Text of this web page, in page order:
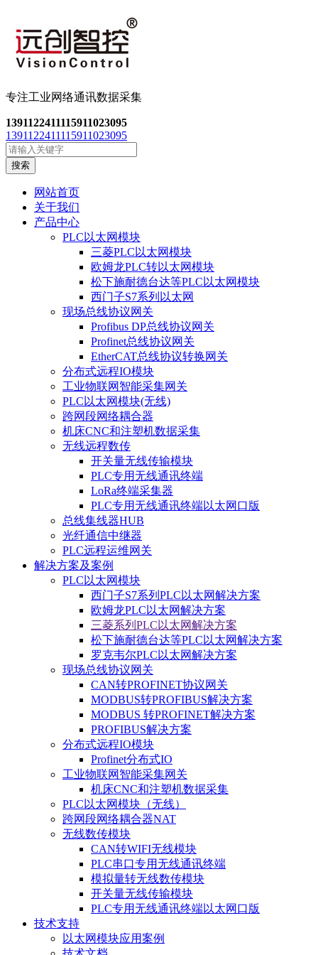
专注工业网络通讯数据采集
1391122411115911023095
1391122411115911023095
搜索
网站首页
关于我们
产品中心
PLC以太网模块
三菱PLC以太网模块
欧姆龙PLC转以太网模块
松下施耐德台达等PLC以太网模块
西门子S7系列以太网
现场总线协议网关
Profibus DP总线协议网关
Profinet总线协议网关
EtherCAT总线协议转换网关
分布式远程IO模块
工业物联网智能采集网关
PLC以太网模块(无线)
跨网段网络耦合器
机床CNC和注塑机数据采集
无线远程数传
开关量无线传输模块
PLC专用无线通讯终端
LoRa终端采集器
PLC专用无线通讯终端以太网口版
总线集线器HUB
光纤通信中继器
PLC远程运维网关
解决方案及案例
PLC以太网模块
西门子S7系列PLC以太网解决方案
欧姆龙PLC以太网解决方案
三菱系列PLC以太网解决方案
松下施耐德台达等PLC以太网解决方案
罗克韦尔PLC以太网解决方案
现场总线协议网关
CAN转PROFINET协议网关
MODBUS转PROFIBUS解决方案
MODBUS 转PROFINET解决方案
PROFIBUS解决方案
分布式远程IO模块
Profinet分布式IO
工业物联网智能采集网关
机床CNC和注塑机数据采集
PLC以太网模块（无线）
跨网段网络耦合器NAT
无线数传模块
CAN转WIFI无线模块
PLC串口专用无线通讯终端
模拟量转无线数传模块
开关量无线传输模块
PLC专用无线通讯终端以太网口版
技术支持
以太网模块应用案例